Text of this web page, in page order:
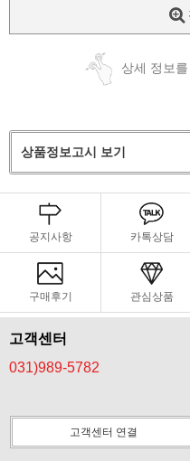
상세 정보
상품정보고시 보기
공지사항 카톡상담
구매후기 관심상품
고객센터
031)989-5782
고객센터 연결